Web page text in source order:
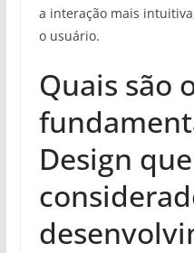
a interação mais
o usuário.
Quais são
Design